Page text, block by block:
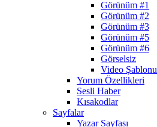
Görünüm #1
Görünüm #2
Görünüm #3
Görünüm #5
Görünüm #6
Görselsiz
Video Şablonu
Yorum Özellikleri
Sesli Haber
Kısakodlar
Sayfalar
Yazar Sayfası